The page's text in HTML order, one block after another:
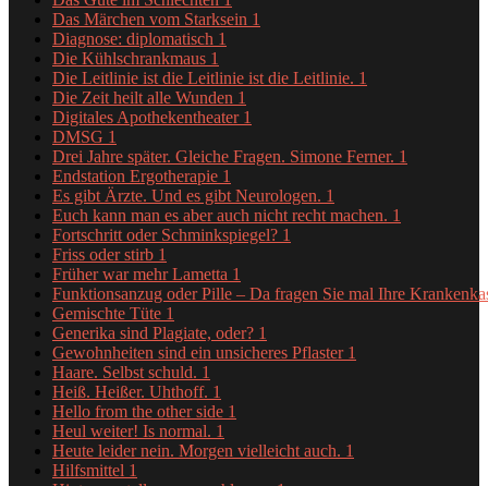
Das Märchen vom Starksein 1
Diagnose: diplomatisch 1
Die Kühlschrankmaus 1
Die Leitlinie ist die Leitlinie ist die Leitlinie. 1
Die Zeit heilt alle Wunden 1
Digitales Apothekentheater 1
DMSG 1
Drei Jahre später. Gleiche Fragen. Simone Ferner. 1
Endstation Ergotherapie 1
Es gibt Ärzte. Und es gibt Neurologen. 1
Euch kann man es aber auch nicht recht machen. 1
Fortschritt oder Schminkspiegel? 1
Friss oder stirb 1
Früher war mehr Lametta 1
Funktionsanzug oder Pille – Da fragen Sie mal Ihre
Gemischte Tüte 1
Generika sind Plagiate, oder? 1
Gewohnheiten sind ein unsicheres Pflaster 1
Haare. Selbst schuld. 1
Heiß. Heißer. Uhthoff. 1
Hello from the other side 1
Heul weiter! Is normal. 1
Heute leider nein. Morgen vielleicht auch. 1
Hilfsmittel 1